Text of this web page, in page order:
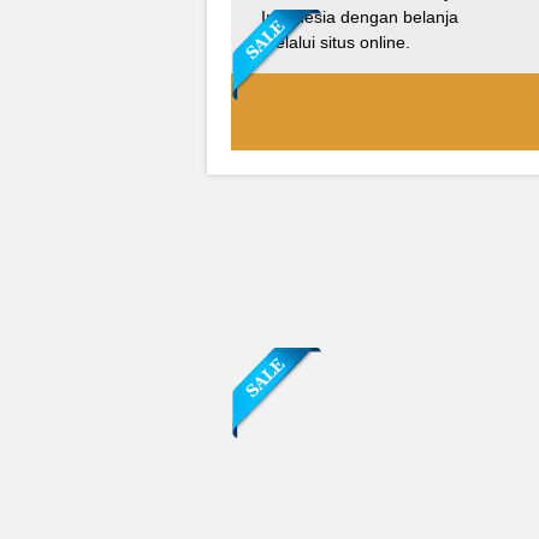
Indonesia dengan belanja
melalui situs online.